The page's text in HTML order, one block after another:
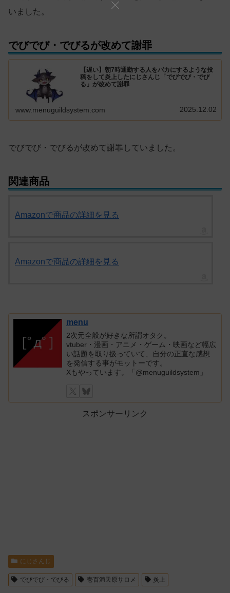
いました。
でびでび・でびるが改めて謝罪
【遅い】朝7時通勤する人をバカにするような投
稿をして炎上したにじさんじ「でびでび・でび
る」が改めて謝罪
www.menuguildsystem.com 2025.12.02
でびでび・でびるが改めて謝罪していました。
関連商品
Amazonで商品の詳細を見る
Amazonで商品の詳細を見る
menu
2次元全般が好きな所謂オタク。
vtuber・漫画・アニメ・ゲーム・映画など幅広
い話題を取り扱っていて、自分の正直な感想
を発信する事がモットーです。
Xもやっています。「@menuguildsystem」
スポンサーリンク
にじさんじ
でびでび・でびる 壱百満天原サロメ 炎上